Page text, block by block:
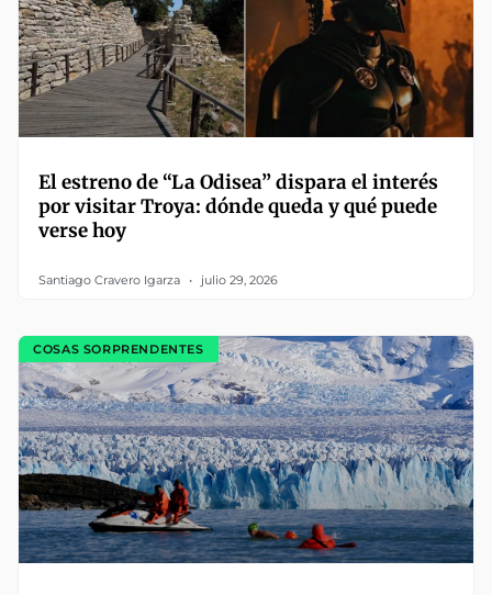
El estreno de “La Odisea” dispara el interés
por visitar Troya: dónde queda y qué puede
verse hoy
Santiago Cravero Igarza julio 29, 2026
COSAS SORPRENDENTES